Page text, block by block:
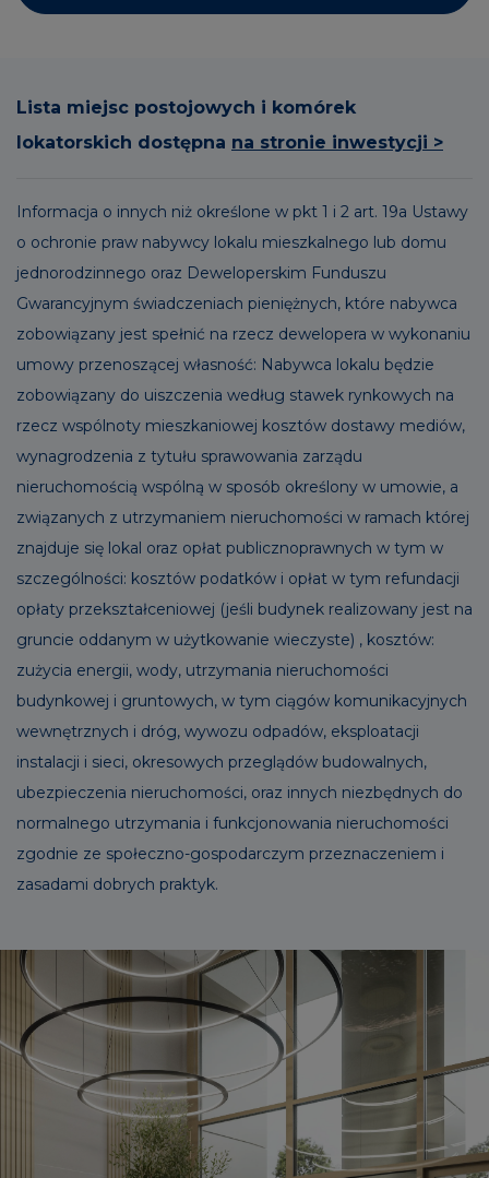
Lista miejsc postojowych i komórek
lokatorskich dostępna na stronie inwestycji >
Informacja o innych niż określone w pkt 1 i 2 art. 19a Ustawy
o ochronie praw nabywcy lokalu mieszkalnego lub domu
jednorodzinnego oraz Deweloperskim Funduszu
Gwarancyjnym świadczeniach pieniężnych, które nabywca
zobowiązany jest spełnić na rzecz dewelopera w wykonaniu
umowy przenoszącej własność: Nabywca lokalu będzie
zobowiązany do uiszczenia według stawek rynkowych na
rzecz wspólnoty mieszkaniowej kosztów dostawy mediów,
wynagrodzenia z tytułu sprawowania zarządu
nieruchomością wspólną w sposób określony w umowie, a
związanych z utrzymaniem nieruchomości w ramach której
znajduje się lokal oraz opłat publicznoprawnych w tym w
szczególności: kosztów podatków i opłat w tym refundacji
opłaty przekształceniowej (jeśli budynek realizowany jest na
gruncie oddanym w użytkowanie wieczyste) , kosztów:
zużycia energii, wody, utrzymania nieruchomości
budynkowej i gruntowych, w tym ciągów komunikacyjnych
wewnętrznych i dróg, wywozu odpadów, eksploatacji
instalacji i sieci, okresowych przeglądów budowalnych,
ubezpieczenia nieruchomości, oraz innych niezbędnych do
normalnego utrzymania i funkcjonowania nieruchomości
zgodnie ze społeczno-gospodarczym przeznaczeniem i
zasadami dobrych praktyk.